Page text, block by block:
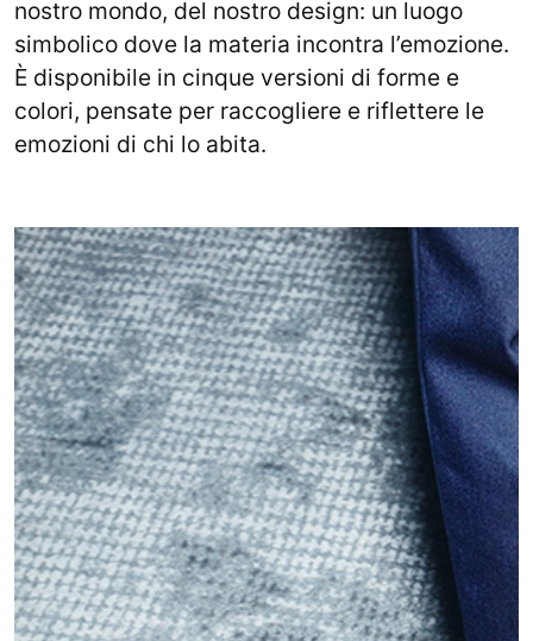
nostro mondo, del nostro design: un luogo
simbolico dove la materia incontra l’emozione.
È disponibile in cinque versioni di forme e
colori, pensate per raccogliere e riflettere le
emozioni di chi lo abita.